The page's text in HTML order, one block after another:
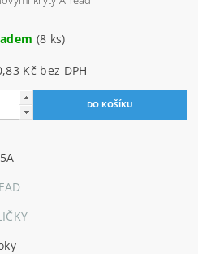
(8 ks)
900,83 Kč bez DPH